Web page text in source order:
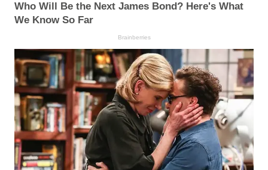
Who Will Be the Next James Bond? Here's What
We Know So Far
Brainberries